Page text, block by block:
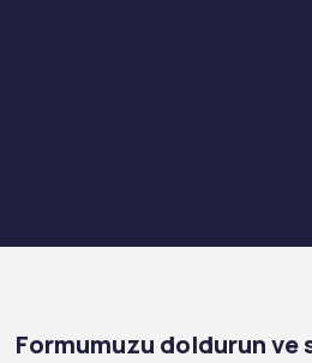
Formumuzu doldurun ve